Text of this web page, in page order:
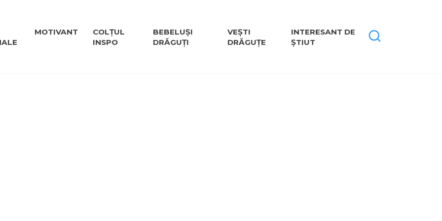
MOTIVANT
COLȚUL
INSPO
BEBELUȘI
DRĂGUȚI
VEȘTI
DRĂGUȚE
INTERESANT DE
ȘTIUT